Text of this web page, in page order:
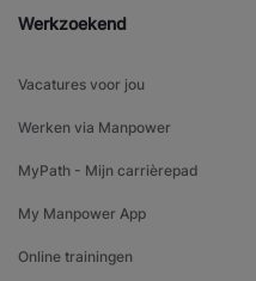
Werkzoekend
Vacatures voor jou
Werken via Manpower
MyPath - Mijn carrièrepad
My Manpower App
Online trainingen